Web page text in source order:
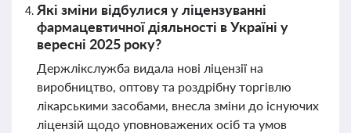
Які зміни відбулися у ліцензуванні
фармацевтичної діяльності в Україні у
вересні 2025 року?
Держлікслужба видала нові ліцензії на
виробництво, оптову та роздрібну торгівлю
лікарськими засобами, внесла зміни до існуючих
ліцензій щодо уповноважених осіб та умов